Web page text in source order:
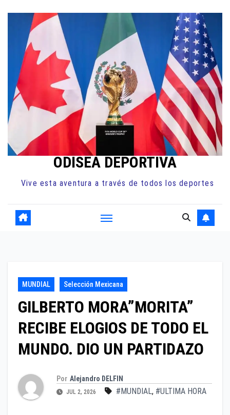
contenido
ODISEA DEPORTIVA
Vive esta aventura a través de todos los deportes
MUNDIAL Selección Mexicana
GILBERTO MORA”MORITA”
RECIBE ELOGIOS DE TODO EL
MUNDO. DIO UN PARTIDAZO
Por Alejandro DELFIN
JUL 2, 2026 #MUNDIAL, #ULTIMA HORA